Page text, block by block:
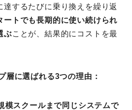
達するたびに乗り換えを繰り返
ートでも長期的に使い続けられ
ぶことが、結果的にコストを最
層に選ばれる3つの理由：
模スクールまで同じシステムで